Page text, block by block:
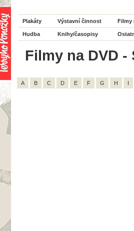
Plakáty Výstavní činnost Filmy
Hudba Knihy/časopisy
Filmy na DVD
A B C D E F G H I